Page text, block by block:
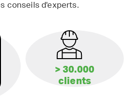
conseils d'experts.
> 30.000
clients